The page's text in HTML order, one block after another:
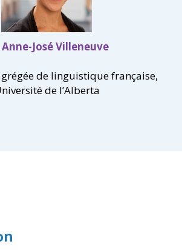
Anne-José Villeneuve
de linguistique française,
de l’Alberta